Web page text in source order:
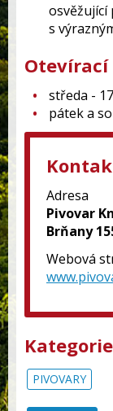
osvěžující
s
Otevírací
středa -
pátek a
Adresa
Pivovar
Brňany
Webová
Kategorie
PIVOVARY